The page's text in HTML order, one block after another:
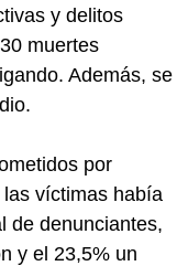
y delitos
muertes
Además, se
por
víctimas había
de denunciantes,
y el 23,5% un